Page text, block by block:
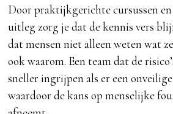
Door praktijkgerichte cursussen
uitleg zorg je dat de kennis vers
dat mensen niet alleen weten wat
ook waarom. Een team dat de
sneller ingrijpen als er een
waardoor de kans op menselijke